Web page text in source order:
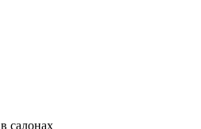
салонах